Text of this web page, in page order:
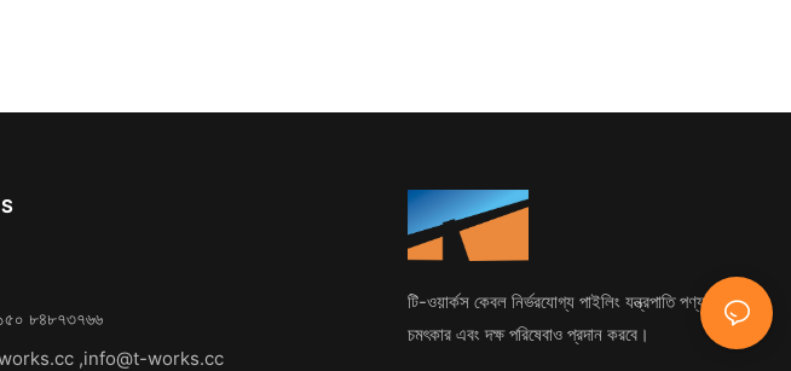
৮৪৮৭৩৭৬৬
,info@t-works.cc
টি-ওয়ার্কস কেবল নির্ভরযোগ্য পাইলিং যন্ত্রপাতি পণ্যই নয়, বরং
চমৎকার এবং দক্ষ পরিষেবাও প্রদান করবে।